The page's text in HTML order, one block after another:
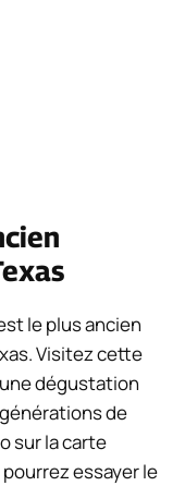
le plus ancien
Visitez cette
dégustation
de
sur la carte
essayer le